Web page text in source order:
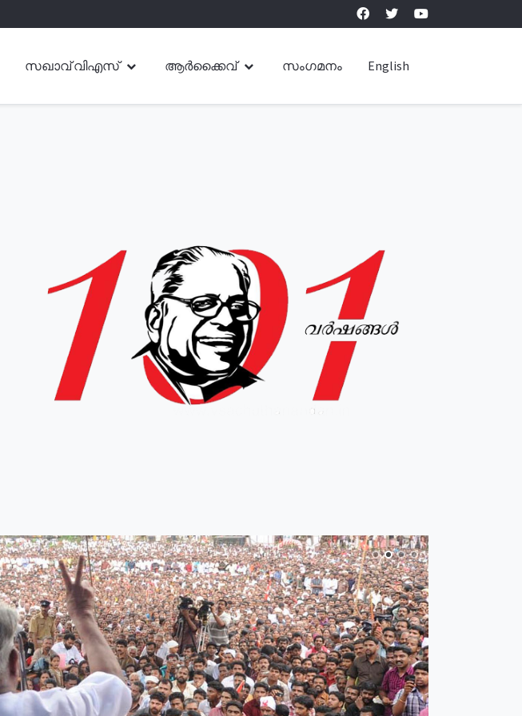
സഖാവ് വിഎസ് ആർക്കൈവ് സംഗമനം English